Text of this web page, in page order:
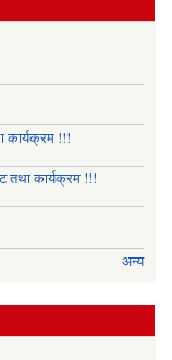
कार्यक्रम !!!
तथा कार्यक्रम !!!
अन्य